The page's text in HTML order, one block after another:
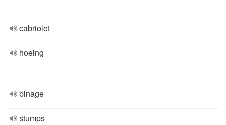
cabriolet
hoeing
binage
stumps